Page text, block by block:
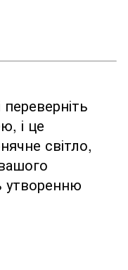
переверніть
і це
світло,
утворенню